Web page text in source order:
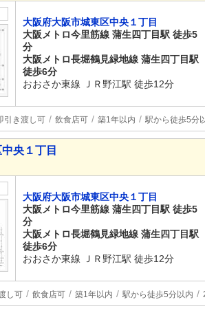
大阪府大阪市城東区中央１丁目
大阪メトロ今里筋線 蒲生四丁目駅 徒歩5
分
大阪メトロ長堀鶴見緑地線 蒲生四丁目駅
徒歩6分
おおさか東線 ＪＲ野江駅 徒歩12分
引き渡し可 飲食店可 築1年以内 駅から徒歩5分
央１丁目
大阪府大阪市城東区中央１丁目
大阪メトロ今里筋線 蒲生四丁目駅 徒歩5
分
大阪メトロ長堀鶴見緑地線 蒲生四丁目駅
徒歩6分
おおさか東線 ＪＲ野江駅 徒歩12分
し可 飲食店可 築1年以内 駅から徒歩5分以内